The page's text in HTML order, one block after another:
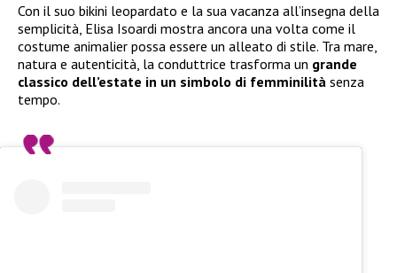
Con il suo bikini leopardato e la sua vacanza all’insegna della
semplicità, Elisa Isoardi mostra ancora una volta come il
costume animalier possa essere un alleato di stile. Tra mare,
natura e autenticità, la conduttrice trasforma un grande
classico dell’estate in un simbolo di femminilità senza
tempo.